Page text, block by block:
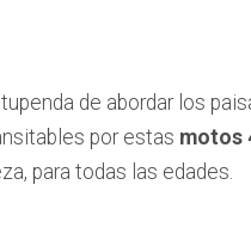
de abordar los
por estas motos
para todas las edades.